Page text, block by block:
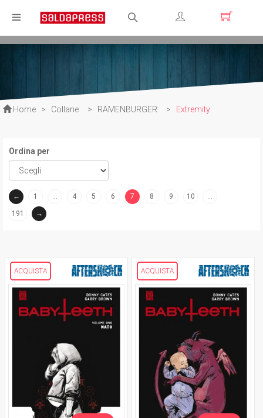
Registrati
Home > Collane > RAMENBURGER > Extremity
Ordina per
← 1 … 4 5 6
7
8 9 10 …
191 →
ACQUISTA ACQUISTA